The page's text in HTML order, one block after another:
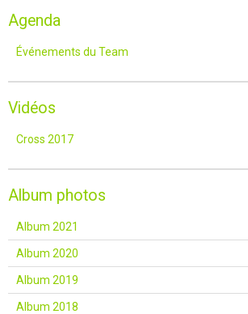
Agenda
Événements du Team
Vidéos
Cross 2017
Album photos
Album 2021
Album 2020
Album 2019
Album 2018